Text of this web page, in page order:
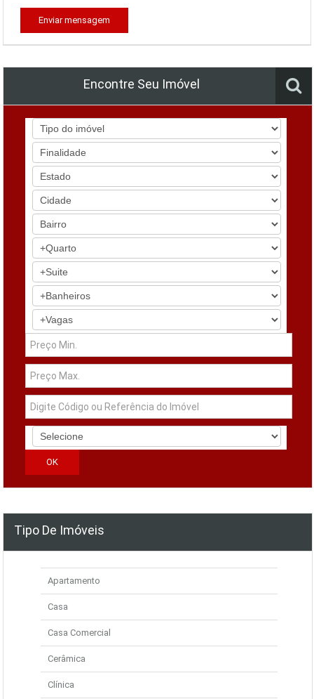
Enviar mensagem
Encontre Seu Imóvel
Tipo De Imóveis
Apartamento
Casa
Casa Comercial
Cerâmica
Clínica